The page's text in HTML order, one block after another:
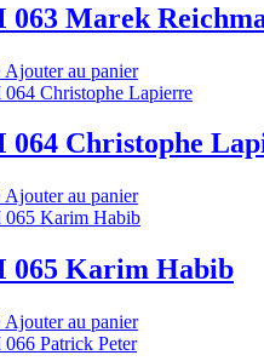
063 Marek
Ajouter au panier
064 Christophe
Ajouter au panier
065 Karim Habib
Ajouter au panier